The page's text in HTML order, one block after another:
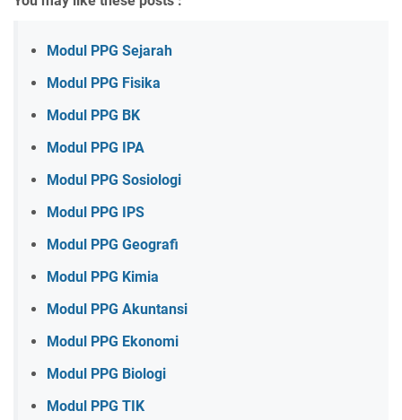
Modul PPG Sejarah
Modul PPG Fisika
Modul PPG BK
Modul PPG IPA
Modul PPG Sosiologi
Modul PPG IPS
Modul PPG Geografi
Modul PPG Kimia
Modul PPG Akuntansi
Modul PPG Ekonomi
Modul PPG Biologi
Modul PPG TIK